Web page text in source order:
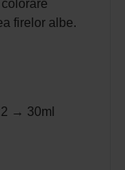
firelor albe.
→ 30ml